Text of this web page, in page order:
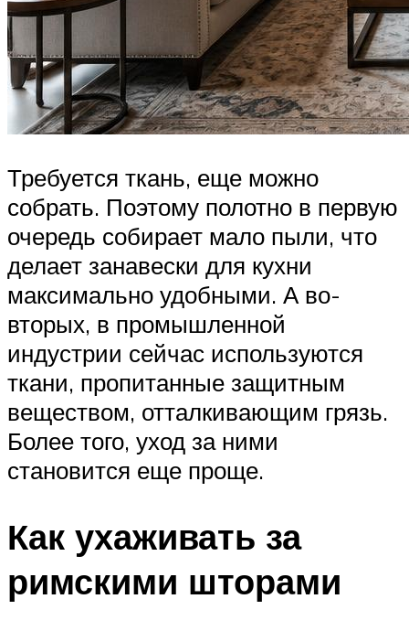
Требуется ткань, еще можно
собрать. Поэтому полотно в первую
очередь собирает мало пыли, что
делает занавески для кухни
максимально удобными. А во-
вторых, в промышленной
индустрии сейчас используются
ткани, пропитанные защитным
веществом, отталкивающим грязь.
Более того, уход за ними
становится еще проще.
Как ухаживать за
римскими шторами